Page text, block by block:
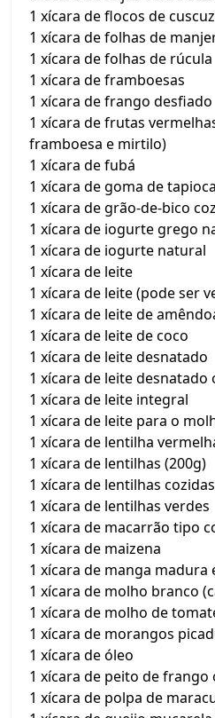
1 xícara de flocos de cuscuz
1 xícara de folhas de
1 xícara de folhas de rúcula
1 xícara de framboesas
1 xícara de frango desfiado
1 xícara de frutas
framboesa e mirtilo)
1 xícara de fubá
1 xícara de goma de tapioca
1 xícara de grão-de-bico
1 xícara de iogurte grego
1 xícara de iogurte natural
1 xícara de leite
1 xícara de leite (pode ser
1 xícara de leite de
1 xícara de leite de coco
1 xícara de leite desnatado
1 xícara de leite desnatado
1 xícara de leite integral
1 xícara de leite para o
1 xícara de lentilha
1 xícara de lentilhas (200g)
1 xícara de lentilhas cozidas
1 xícara de lentilhas verdes
1 xícara de macarrão tipo
1 xícara de maizena
1 xícara de manga madura
1 xícara de molho branco
1 xícara de molho de
1 xícara de morangos
1 xícara de óleo
1 xícara de peito de frango
1 xícara de polpa de